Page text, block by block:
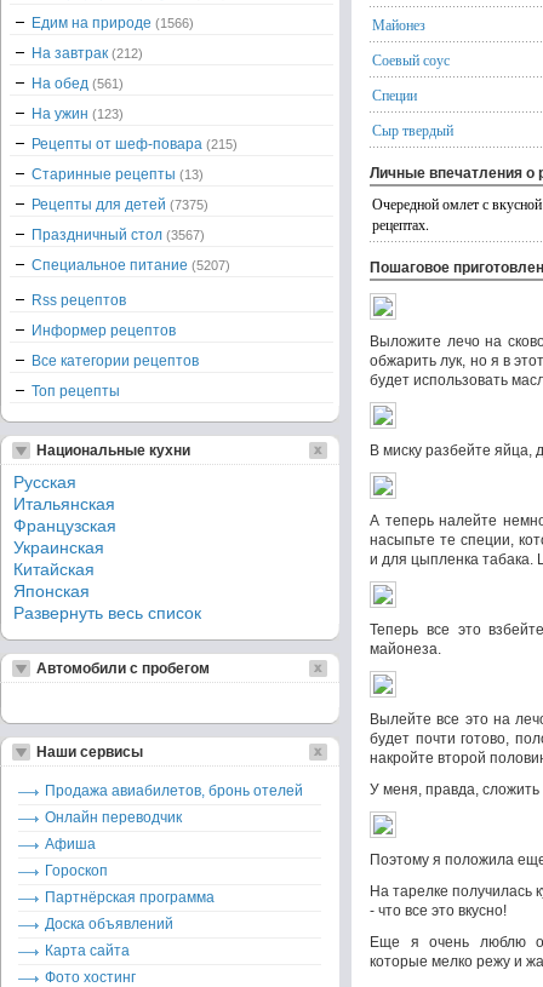
Майонез
Соевый соус
Специи
Сыр твердый
Личные впечатления о
Очередной омлет с
рецептах.
Пошаговое
Выложите лечо на
обжарить лук, но я в
будет использовать
В миску разбейте яйца,
А теперь налейте
насыпьте те специи,
и для цыпленка табака.
Теперь все это
майонеза.
Вылейте все это на
будет почти готово,
накройте второй
У меня, правда, сложить
Поэтому я положила
На тарелке получилась
- что все это вкусно!
Еще я очень люблю
которые мелко режу и
Едим на природе (1566)
На завтрак (212)
На обед (561)
На ужин (123)
Рецепты от шеф-повара (215)
Старинные рецепты (13)
Рецепты для детей (7375)
Праздничный стол (3567)
Специальное питание (5207)
Rss рецептов
Информер рецептов
Все категории рецептов
Топ рецепты
Национальные кухни
Русская
Итальянская
Французская
Украинская
Китайская
Японская
Развернуть весь список
Автомобили с пробегом
Наши сервисы
Продажа авиабилетов, бронь отелей
Онлайн переводчик
Афиша
Гороскоп
Партнёрская программа
Доска объявлений
Карта сайта
Фото хостинг